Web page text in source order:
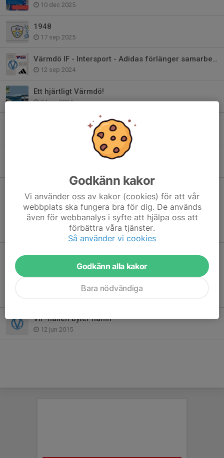
10 dec 2025
1948
17 sep 2025
Värmdö IF - Intersport - Adidas förlänger samarbetet!
12 sep 2024
Ett hjärtligt Värmdö!
24 jun 2024
Bli medlem i Club 1948 - Värmdö IF:s Vänner
Värdegrundsambassadör - Värmdös viktigaste
27 dec 2023
Värmdö IF har sorg
17 apr 2023
Värmdö IF-familjen har sorg
Sommarfotbollsskolan en succé!
VIF-hallen byter namn
12 jun 2015
Godkänn kakor
Vi använder oss av kakor (cookies) för att vår
webbplats ska fungera bra för dig. De används
även för webbanalys i syfte att hjälpa oss att
förbättra våra tjänster.
Så använder vi cookies
Godkänn alla kakor
Bara nödvändiga